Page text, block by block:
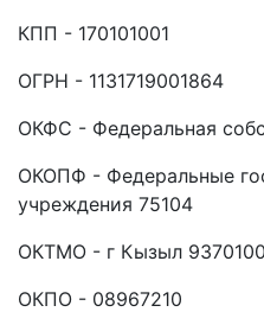
КПП - 170101001
ОГРН - 1131719001864
ОКФС - Федеральная
ОКОПФ - Федеральные
учреждения 75104
ОКТМО - г Кызыл
ОКПО - 08967210